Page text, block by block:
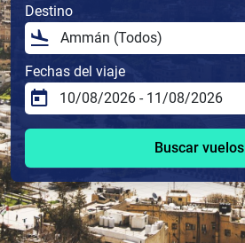
Destino
Fechas del viaje
Buscar vuelos